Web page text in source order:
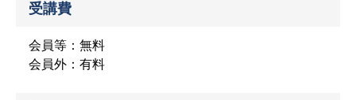
受講費
会員等：無料
会員外：有料